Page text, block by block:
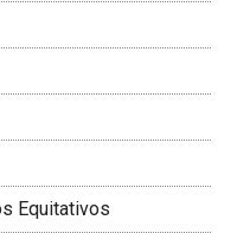
Equitativos